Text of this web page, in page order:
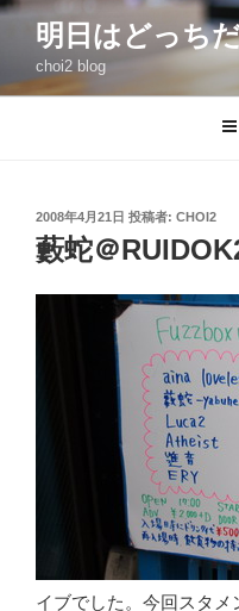
コ
ン
明日はどっち
choi2 blog
投
稿
日:
2008年4月21日 投稿者: CHOI2
藪蛇＠
イブでした。今回スタ